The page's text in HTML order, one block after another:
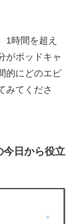
1時間を超え
がポッドキャ
的にどのエピ
みてくださ
日から役立